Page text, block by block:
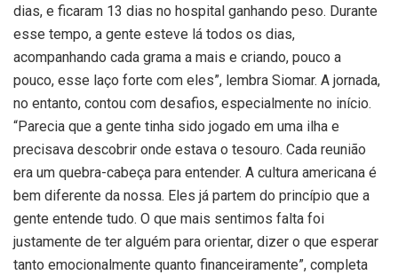
dias, e ficaram 13 dias no hospital ganhando peso. Durante
esse tempo, a gente esteve lá todos os dias,
acompanhando cada grama a mais e criando, pouco a
pouco, esse laço forte com eles”, lembra Siomar. A jornada,
no entanto, contou com desafios, especialmente no início.
“Parecia que a gente tinha sido jogado em uma ilha e
precisava descobrir onde estava o tesouro. Cada reunião
era um quebra-cabeça para entender. A cultura americana é
bem diferente da nossa. Eles já partem do princípio que a
gente entende tudo. O que mais sentimos falta foi
justamente de ter alguém para orientar, dizer o que esperar
tanto emocionalmente quanto financeiramente”, completa